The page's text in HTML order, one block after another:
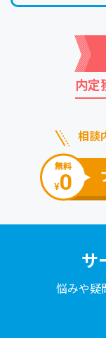
内定
相談
無料
¥0
サ
悩みや疑